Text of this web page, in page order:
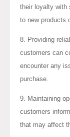
their loyalty with
to new products
8. Providing
customers can
encounter any
purchase.
9. Maintaining
customers
that may affect